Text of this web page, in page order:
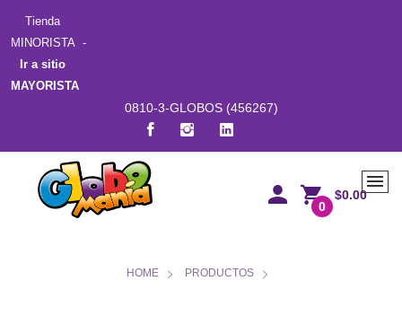
Tienda
MINORISTA -
Ir a sitio
MAYORISTA
0810-3-GLOBOS (456267)
$0.00
0
HOME PRODUCTOS